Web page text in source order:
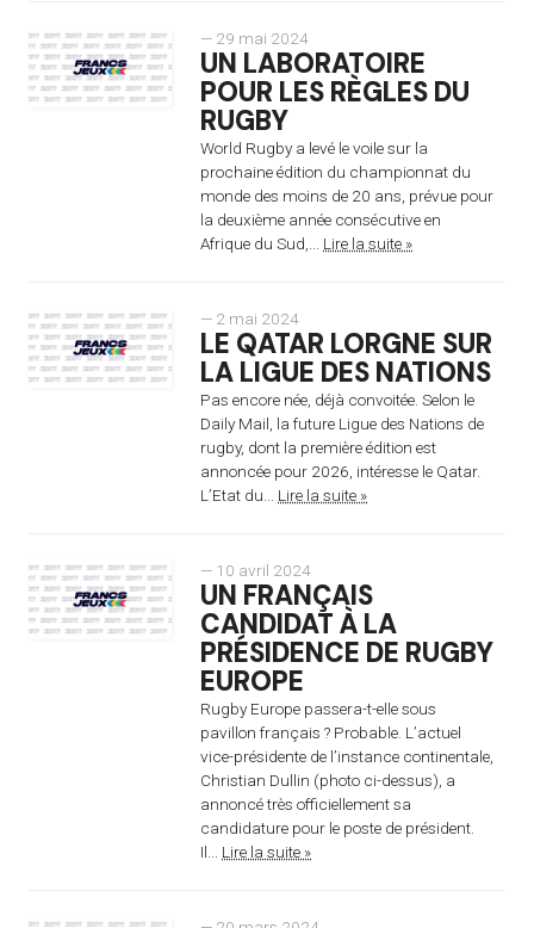
— 29 mai 2024
UN LABORATOIRE
POUR LES RÈGLES DU
RUGBY
World Rugby a levé le voile sur la
prochaine édition du championnat du
monde des moins de 20 ans, prévue pour
la deuxième année consécutive en
Afrique du Sud,... Lire la suite »
— 2 mai 2024
LE QATAR LORGNE SUR
LA LIGUE DES NATIONS
Pas encore née, déjà convoitée. Selon le
Daily Mail, la future Ligue des Nations de
rugby, dont la première édition est
annoncée pour 2026, intéresse le Qatar.
L’Etat du... Lire la suite »
— 10 avril 2024
UN FRANÇAIS
CANDIDAT À LA
PRÉSIDENCE DE RUGBY
EUROPE
Rugby Europe passera-t-elle sous
pavillon français ? Probable. L’actuel
vice-présidente de l’instance continentale,
Christian Dullin (photo ci-dessus), a
annoncé très officiellement sa
candidature pour le poste de président.
Il... Lire la suite »